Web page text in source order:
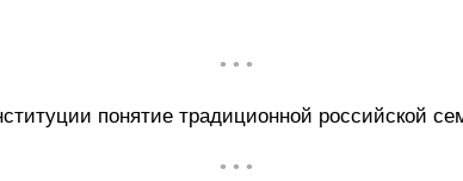
• • •
понятие традиционной российской
• • •